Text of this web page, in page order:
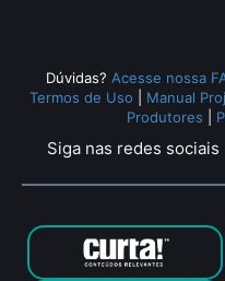
Dúvidas? Acesse nossa
Termos de Uso
Manual
Produtores
Siga nas redes sociais